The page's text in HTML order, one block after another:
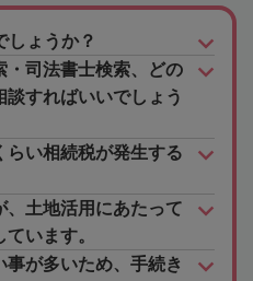
しょうか？
・司法書士検索、どの
すればいいでしょう
らい相続税が発生する
、土地活用にあたって
います。
が多いため、手続き